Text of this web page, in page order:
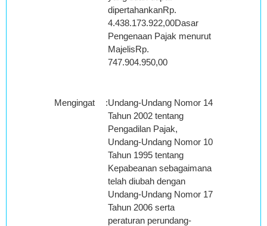
dipertahankanRp.
4.438.173.922,00Dasar
Pengenaan Pajak menurut
MajelisRp.
747.904.950,00
Mengingat :Undang-Undang Nomor 14
Tahun 2002 tentang
Pengadilan Pajak,
Undang-Undang Nomor 10
Tahun 1995 tentang
Kepabeanan sebagaimana
telah diubah dengan
Undang-Undang Nomor 17
Tahun 2006 serta
peraturan perundang-